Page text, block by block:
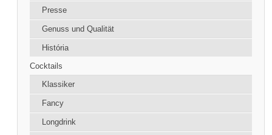
Presse
Genuss und Qualität
História
Cocktails
Klassiker
Fancy
Longdrink